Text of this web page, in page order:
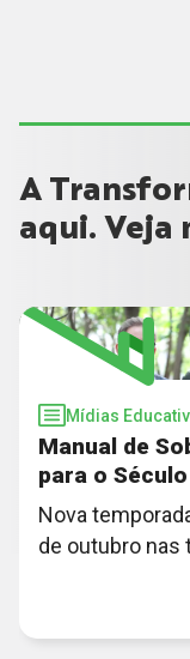
A
aqui. Veja
Mídias
Manual de
para o Século
Nova
de outubro nas